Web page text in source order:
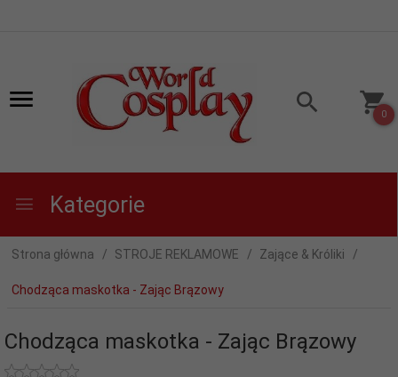
0
Kategorie
Strona główna STROJE REKLAMOWE Zające & Króliki
Chodząca maskotka - Zając Brązowy
Chodząca maskotka - Zając Brązowy